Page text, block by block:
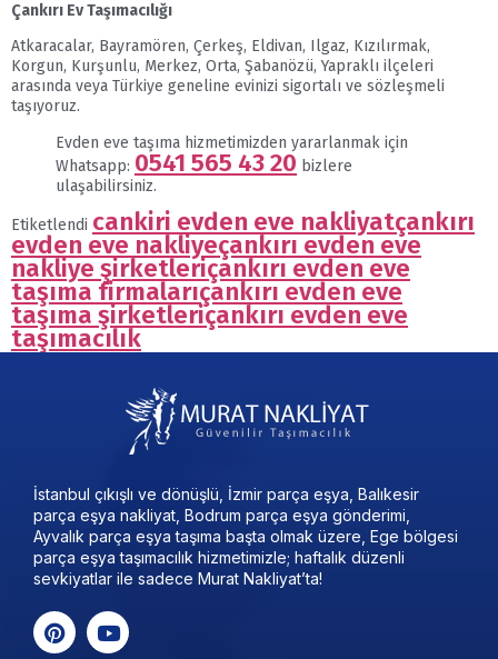
Çankırı Ev Taşımacılığı
Atkaracalar, Bayramören, Çerkeş, Eldivan, Ilgaz, Kızılırmak,
Korgun, Kurşunlu, Merkez, Orta, Şabanözü, Yapraklı ilçeleri
arasında veya Türkiye geneline evinizi sigortalı ve sözleşmeli
taşıyoruz.
Evden eve taşıma hizmetimizden yararlanmak için
Whatsapp: 0541 565 43 20 bizlere
ulaşabilirsiniz.
Etiketlendi cankiri evden eve nakliyatçankırı
evden eve nakliyeçankırı evden eve
nakliye şirketleriçankırı evden eve
taşıma firmalarıçankırı evden eve
taşıma şirketleriçankırı evden eve
taşımacılık
İstanbul çıkışlı ve dönüşlü, İzmir parça eşya, Balıkesir
parça eşya nakliyat, Bodrum parça eşya gönderimi,
Ayvalık parça eşya taşıma başta olmak üzere, Ege bölgesi
parça eşya taşımacılık hizmetimizle; haftalık düzenli
sevkiyatlar ile sadece Murat Nakliyat’ta!